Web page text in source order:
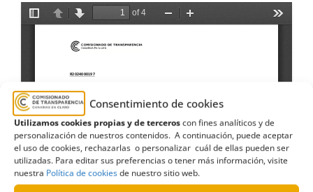
Consentimiento de cookies
Utilizamos cookies propias y de terceroscon fines analíticos y de
personalización de nuestros contenidos. A continuación, puede aceptar
el uso de cookies, rechazarlas o personalizar cuál de ellas pueden ser
utilizadas. Para editar sus preferencias o tener más información, visite
nuestra Política de cookiesde nuestro sitio web.